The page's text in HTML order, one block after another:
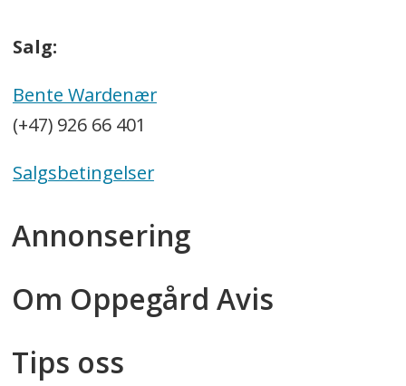
Salg:
Bente Wardenær
(+47) 926 66 401
Salgsbetingelser
Annonsering
Om Oppegård Avis
Tips oss